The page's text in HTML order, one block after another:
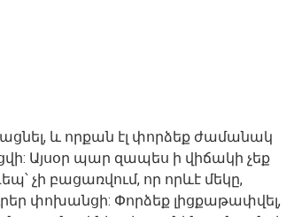
և որքան էլ փորձեք ժամանակ
Այսօր պար զապես ի վիճակի չեք
չի բացառվում, որ որևէ մեկը,
փոխանցի: Փորձեք լիցքաթափվել,